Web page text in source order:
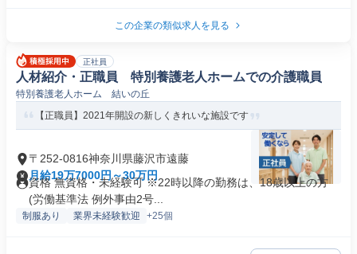
この企業の類似求人を見る
正社員
人材紹介・正職員 特別養護老人ホームでの介護職員
特別養護老人ホーム 結いの丘
【正職員】2021年開設の新しくきれいな施設です
〒252-0816神奈川県藤沢市遠藤
月給19万7000円～30万円
資格 無資格・未経験可 ※22時以降の勤務は、18歳以上の方
(労働基準法 例外事由2号...
制服あり 業界未経験歓迎 +25個